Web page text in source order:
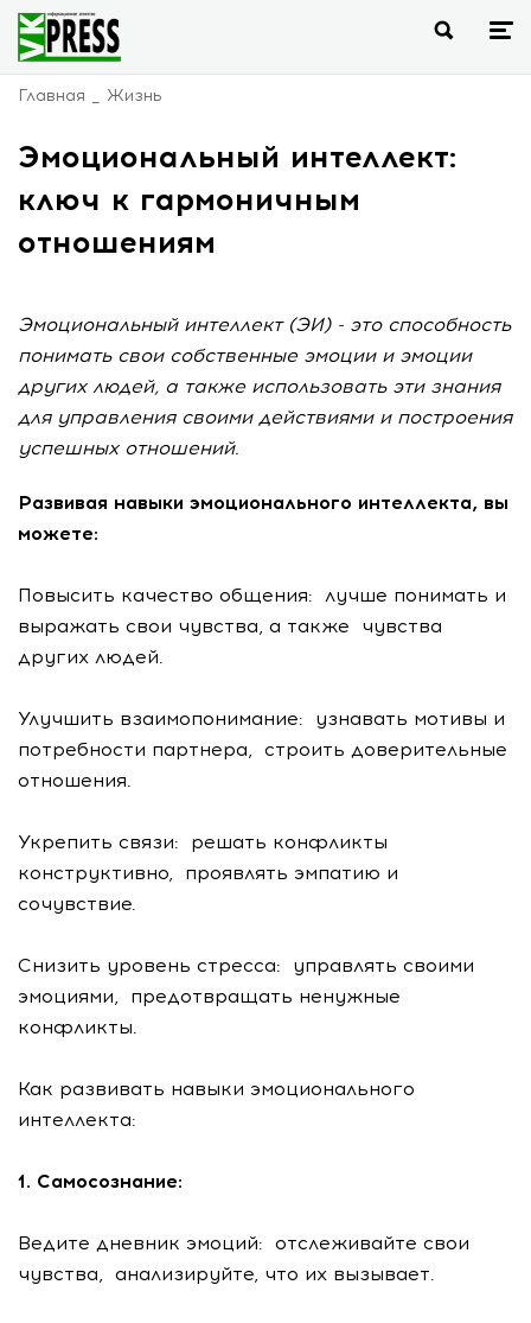
Главная Жизнь
Эмоциональный интеллект:
ключ к гармоничным
отношениям
Эмоциональный интеллект (ЭИ) - это способность
понимать свои собственные эмоции и эмоции
других людей, а также использовать эти знания
для управления своими действиями и построения
успешных отношений.
Развивая навыки эмоционального интеллекта, вы
можете:
Повысить качество общения: лучше понимать и
выражать свои чувства, а также чувства
других людей.
Улучшить взаимопонимание: узнавать мотивы и
потребности партнера, строить доверительные
отношения.
Укрепить связи: решать конфликты
конструктивно, проявлять эмпатию и
сочувствие.
Снизить уровень стресса: управлять своими
эмоциями, предотвращать ненужные
конфликты.
Как развивать навыки эмоционального
интеллекта:
1. Самосознание:
Ведите дневник эмоций: отслеживайте свои
чувства, анализируйте, что их вызывает.